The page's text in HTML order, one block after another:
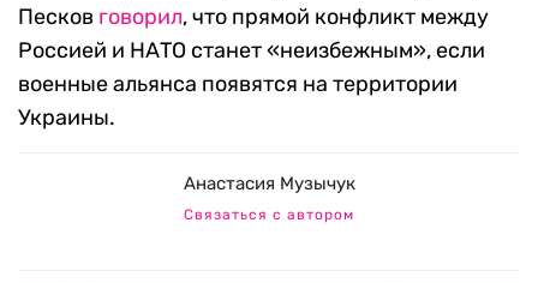
Песков говорил, что прямой конфликт между
Россией и НАТО станет «неизбежным», если
военные альянса появятся на территории
Украины.
Анастасия Музычук
Связаться с автором